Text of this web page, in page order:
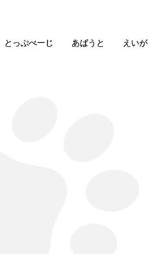
とっぷぺーじ あばうと えい